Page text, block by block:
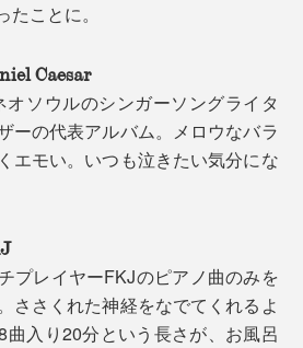
ことに。
Caesar
ソウルのシンガーソングライタ
ーの代表アルバム。メロウなバラ
エモい。いつも泣きたい気分にな
プレイヤーFKJのピアノ曲のみを
ささくれた神経をなでてくれるよ
曲入り20分という長さが、お風呂